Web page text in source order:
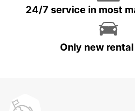
24/7 service in most
Only new